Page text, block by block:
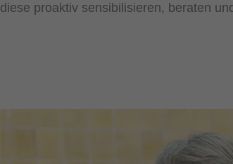
diese proaktiv sensibilisieren, beraten